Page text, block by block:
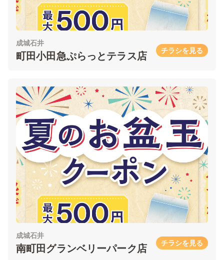
成城石井
町田小田急ぷらっとテラス店 チラシを見る
成城石井
南町田グランベリーパーク店 チラシを見る